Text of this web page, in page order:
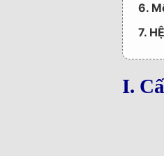
6.
7.
I.